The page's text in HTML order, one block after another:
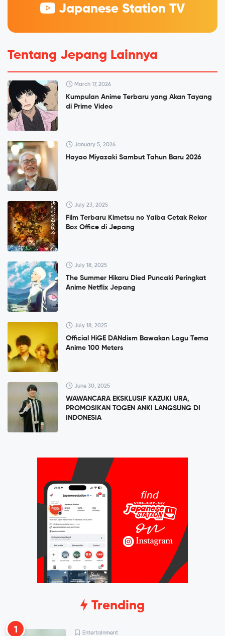
Japanese Station TV
Tentang Jepang Lainnya
March 17, 2026
Kumpulan Anime Terbaru yang Akan Tayang
di Prime Video
January 5, 2026
Hayao Miyazaki Sambut Tahun Baru 2026
July 23, 2025
Film Terbaru Kimetsu no Yaiba Cetak Rekor
Box Office di Jepang
July 18, 2025
The Summer Hikaru Died Puncaki Peringkat
Anime Netflix Jepang
July 18, 2025
Official HiGE DANdism Bawakan Lagu Tema
Anime 100 Meters
June 30, 2025
WAWANCARA EKSKLUSIF KAZUKI URA,
PROMOSIKAN TOGEN ANKI LANGSUNG DI
INDONESIA
Trending
1 Entertainment